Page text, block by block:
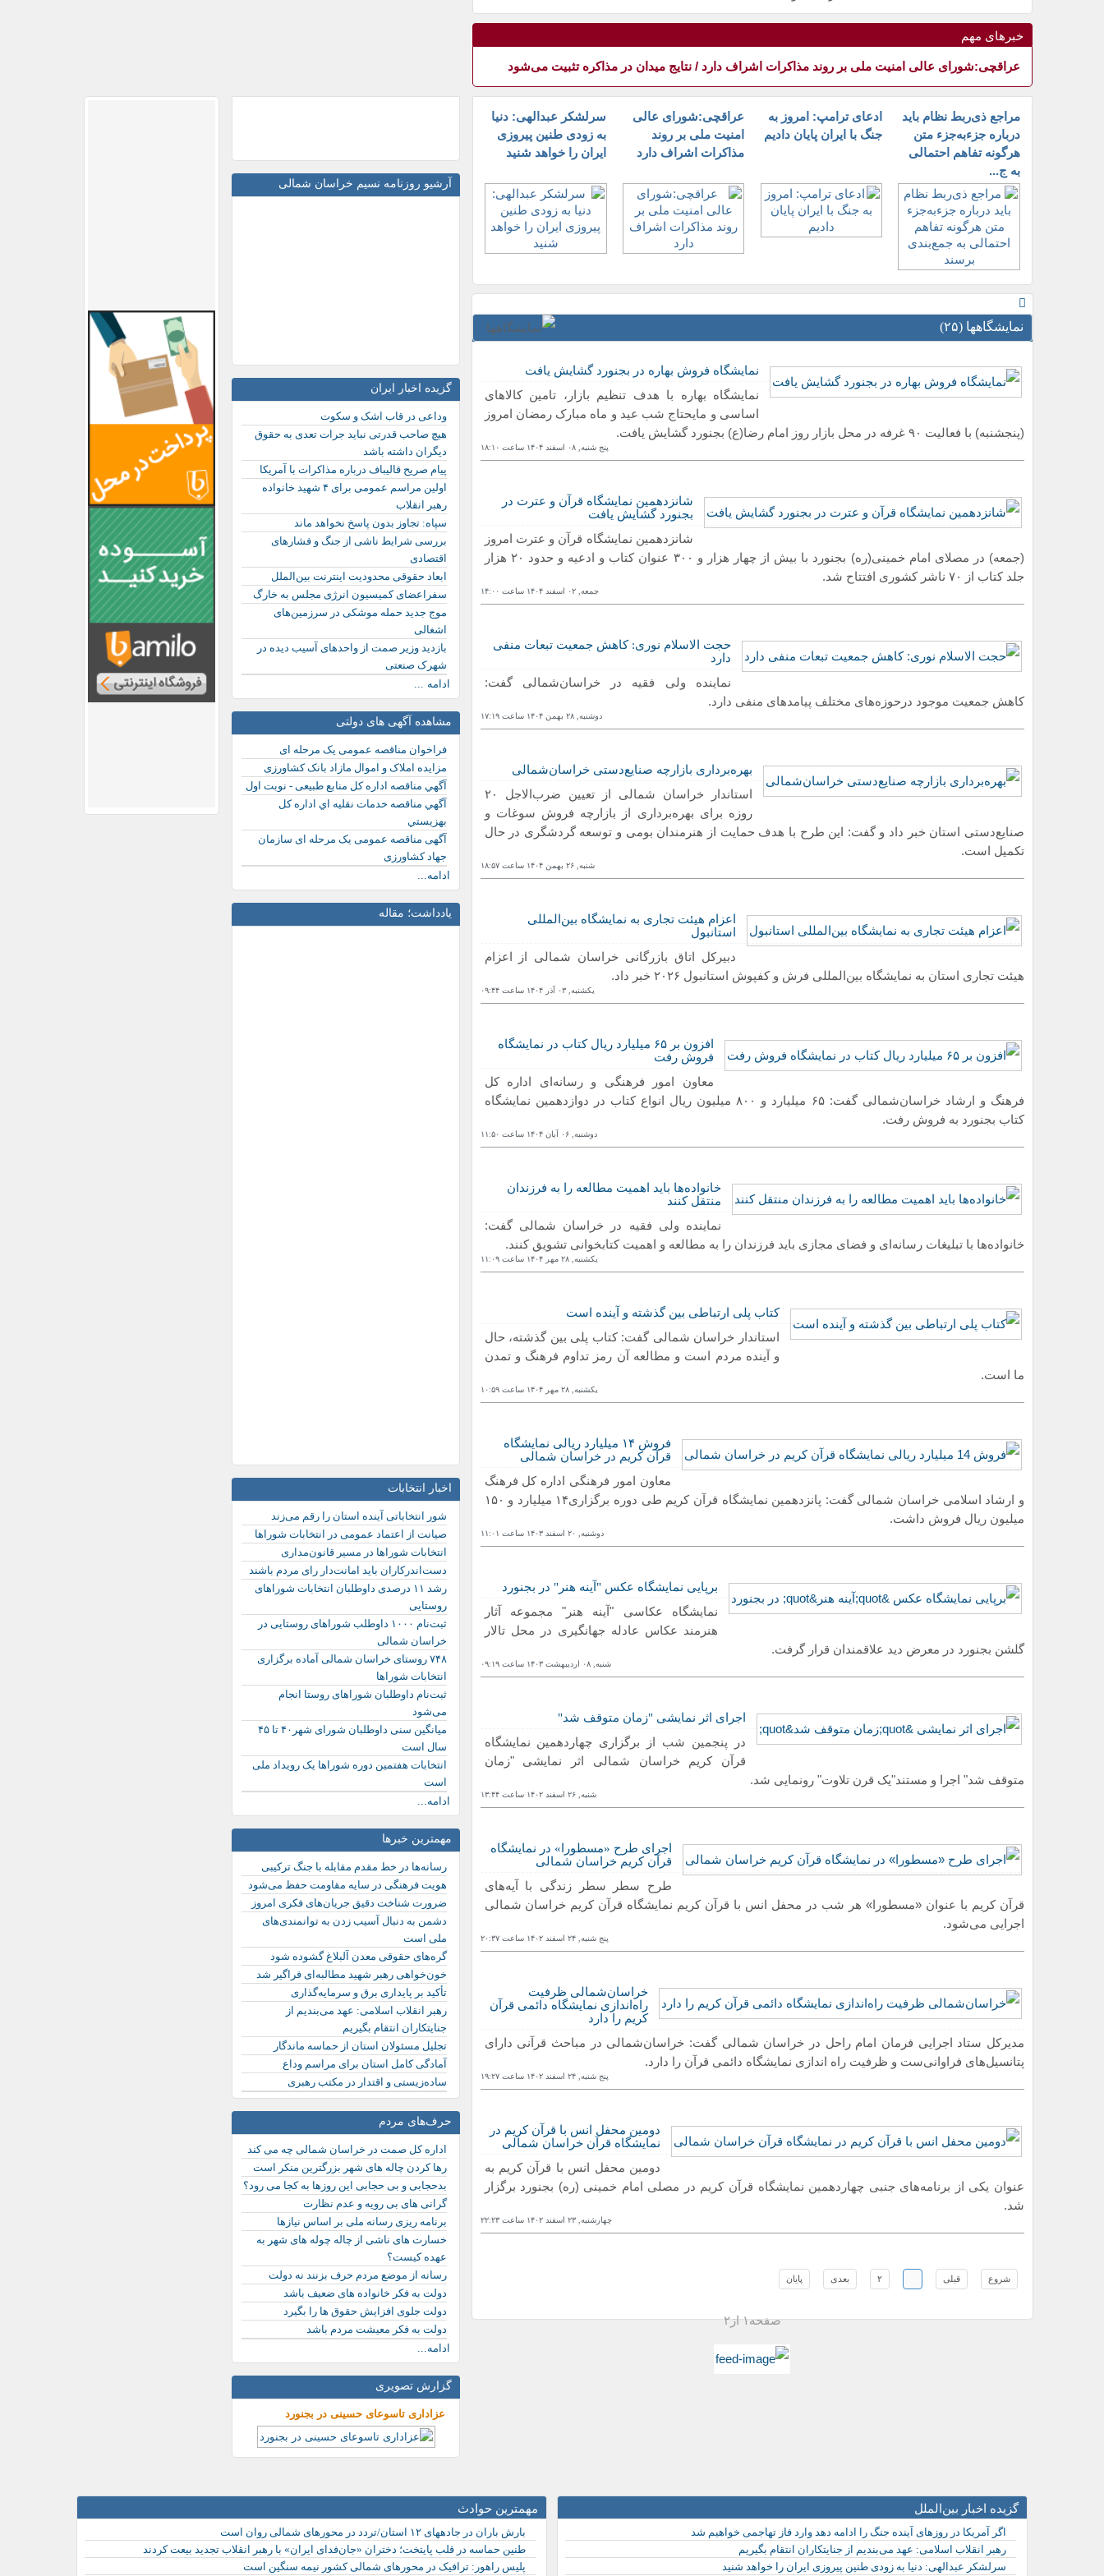
عراقچی:شورای عالی امنیت ملی بر روند مذاکرات اشراف دارد
خبرهای مهم
عراقچی:شورای عالی امنیت ملی بر روند مذاکرات اشراف دارد / نتایج میدان در مذاکره تثبیت می‌شود
سرلشکر عبدالهی: دنیا
به زودی طنین پیروزی
ایران را خواهد شنید
عراقچی:شورای عالی
امنیت ملی بر روند
مذاکرات اشراف دارد
ادعای ترامپ: امروز به
جنگ با ایران پایان دادیم
مراجع ذی‌ربط نظام باید
درباره جزء‌به‌جزء متن
هرگونه تفاهم احتمالی
به ج...
نمایشگاهها (٢۵)
نمایشگاه فروش بهاره در بجنورد گشایش یافت
نمایشگاه بهاره با هدف تنظیم بازار، تامین کالاهای
اساسی و مایحتاج شب عید و ماه مبارک رمضان امروز
(پنجشنبه) با فعالیت ۹۰ غرفه در محل بازار روز امام رضا(ع) بجنورد گشایش یافت.
پنج شنبه, ۰٨ اسفند ١۴۰۴ ساعت ١٨:١۰
شانزدهمین نمایشگاه قرآن و عترت در
بجنورد گشایش یافت
شانزدهمین نمایشگاه قرآن و عترت امروز
(جمعه) در مصلای امام خمینی(ره) بجنورد با بیش از چهار هزار و ۳۰۰ عنوان کتاب و ادعیه و حدود ۲۰ هزار
جلد کتاب از ۷۰ ناشر کشوری افتتاح شد.
جمعه, ۰٢ اسفند ١۴۰۴ ساعت ١۴:۰۰
حجت الاسلام نوری: کاهش جمعیت تبعات منفی
دارد
نماینده ولی فقیه در خراسان‌شمالی گفت:
کاهش جمعیت موجود درحوزه‌های مختلف پیامدهای منفی دارد.
دوشنبه, ٢٨ بهمن ١۴۰۴ ساعت ١٧:١٩
بهره‌برداری بازارچه صنایع‌دستی خراسان‌شمالی
استاندار خراسان شمالی از تعیین ضرب‌الاجل ۲۰
روزه برای بهره‌برداری از بازارچه فروش سوغات و
صنایع‌دستی استان خبر داد و گفت: این طرح با هدف حمایت از هنرمندان بومی و توسعه گردشگری در حال
تکمیل است.
شنبه, ٢۶ بهمن ١۴۰۴ ساعت ١٨:۵٧
اعزام هیئت تجاری به نمایشگاه بین‌المللی
استانبول
دبیرکل اتاق بازرگانی خراسان شمالی از اعزام
هیئت تجاری استان به نمایشگاه بین‌المللی فرش و کفپوش استانبول ٢۰٢۶ خبر داد.
یکشنبه, ۰٣ آذر ١۴۰۴ ساعت ۰٩:۴۴
افزون بر ۶۵ میلیارد ریال کتاب در نمایشگاه
فروش رفت
معاون امور فرهنگی و رسانه‌ای اداره کل
فرهنگ و ارشاد خراسان‌شمالی گفت: ۶۵ میلیارد و ۸۰۰ میلیون ریال انواع کتاب در دوازدهمین نمایشگاه
کتاب بجنورد به فروش رفت.
دوشنبه, ۰۶ آبان ١۴۰۴ ساعت ١١:۵۰
خانواده‌ها باید اهمیت مطالعه را به فرزندان
منتقل کنند
نماینده ولی فقیه در خراسان شمالی گفت:
خانواده‌ها با تبلیغات رسانه‌ای و فضای مجازی باید فرزندان را به مطالعه و اهمیت کتابخوانی تشویق کنند.
یکشنبه, ٢٨ مهر ١۴۰۴ ساعت ١١:۰٩
کتاب پلی ارتباطی بین گذشته و آینده است
استاندار خراسان شمالی گفت: کتاب پلی بین گذشته، حال
و آینده مردم است و مطالعه آن رمز تداوم فرهنگ و تمدن
ما است.
یکشنبه, ٢٨ مهر ١۴۰۴ ساعت ١۰:۵٩
فروش ١۴ میلیارد ریالی نمایشگاه
قرآن کریم در خراسان شمالی
معاون امور فرهنگی اداره کل فرهنگ
و ارشاد اسلامی خراسان شمالی گفت: پانزدهمین نمایشگاه قرآن کریم طی دوره برگزاری۱۴ میلیارد و ۱۵۰
میلیون ریال فروش داشت.
دوشنبه, ٢۰ اسفند ١۴۰٣ ساعت ١١:۰١
برپایی نمایشگاه عکس "آینه هنر" در بجنورد
نمایشگاه عکاسی "آینه هنر" مجموعه آثار
هنرمند عکاس عادله جهانگیری در محل تالار
گلشن بجنورد در معرض دید علاقمندان قرار گرفت.
شنبه, ۰٨ ارديبهشت ١۴۰٣ ساعت ۰٩:١٩
اجرای اثر نمایشی "زمان متوقف شد"
در پنجمین شب از برگزاری چهاردهمین نمایشگاه
قرآن کریم خراسان شمالی اثر نمایشی "زمان
متوقف شد" اجرا و مستند"یک قرن تلاوت" رونمایی شد.
شنبه, ٢۶ اسفند ١۴۰٢ ساعت ١٣:۴۴
اجرای طرح «مسطورا» در نمایشگاه
قرآن کریم خراسان شمالی
طرح سطر سطر زندگی با آیه‌های
قرآن کریم با عنوان «مسطورا» هر شب در محفل انس با قرآن کریم نمایشگاه قرآن کریم خراسان شمالی
اجرایی می‌شود.
پنج شنبه, ٢۴ اسفند ١۴۰٢ ساعت ٢۰:٣٧
خراسان‌شمالی ظرفیت
راه‌اندازی نمایشگاه دائمی قرآن
کریم را دارد
مدیرکل ستاد اجرایی فرمان امام راحل در خراسان ‌شمالی گفت: خراسان‌شمالی در مباحث قرآنی دارای
پتانسیل‌های فراوانی‌ست و ظرفیت راه اندازی نمایشگاه دائمی قرآن را دارد.
پنج شنبه, ٢۴ اسفند ١۴۰٢ ساعت ١٩:٢٧
دومین محفل انس با قرآن کریم در
نمایشگاه قرآن خراسان شمالی
دومین محفل انس با قرآن کریم به
عنوان یکی از برنامه‌های جنبی چهاردهمین نمایشگاه قرآن کریم در مصلی امام خمینی (ره) بجنورد برگزار
شد.
چهارشنبه, ٢٣ اسفند ١۴۰٢ ساعت ٢٢:٢٣
شروع قبلی ٢ بعدی پایان
صفحه١ از٢
آرشیو روزنامه نسیم خراسان شمالی
گزیده اخبار ایران
وداعی در قاب اشک و سکوت
هیچ صاحب قدرتی نباید جرات تعدی به حقوق
دیگران داشته باشد
پیام صریح قالیباف درباره مذاکرات با آمریکا
اولین مراسم عمومی برای ۴ شهید خانواده
رهبر انقلاب
سپاه: تجاوز بدون پاسخ نخواهد ماند
بررسی شرایط ناشی از جنگ و فشارهای
اقتصادی
ابعاد حقوقی محدودیت اینترنت بین‌الملل
سفراعضای کمیسیون انرژی مجلس به خارگ
موج جدید حمله موشکی در سرزمین‌های
اشغالی
بازدید وزیر صمت از واحدهای آسیب دیده در
شهرک صنعتی
ادامه ...
مشاهده آگهی های دولتی
فراخوان مناقصه عمومی یک مرحله ای
مزایده املاک و اموال مازاد بانک کشاورزی
آگهي مناقصه اداره کل منابع طبیعی - نوبت اول
آگهي مناقصه خدمات نقليه اي اداره كل
بهزيستي
آگهی مناقصه عمومی یک مرحله ای سازمان
جهاد کشاورزی
ادامه...
یادداشت؛ مقاله
خادمی مدیر مسئول
نگاهی نو به پوشش بانوان ایرانی
علی خادمی
مدیر مسئول
اخبار انتخابات
شور انتخاباتی آینده استان را رقم می‌زند
صیانت از اعتماد عمومی در انتخابات شوراها
انتخابات شوراها در مسیر قانون‌مداری
دست‌اندرکاران باید امانت‌دار رای مردم باشند
رشد ۱۱ درصدی داوطلبان انتخابات شوراهای
روستایی
ثبت‌نام ۱۰۰۰ داوطلب شوراهای روستایی در
خراسان شمالی
۷۴۸ روستای خراسان شمالی آماده برگزاری
انتخابات شوراها
ثبت‌نام داوطلبان شوراهای روستا انجام
می‌شود
میانگین سنی داوطلبان شورای شهر۴۰ تا ۴۵
سال است
انتخابات هفتمین دوره شوراها یک رویداد ملی
است
ادامه...
مهمترین خبرها
رسانه‌ها در خط مقدم مقابله با جنگ ترکیبی
هویت فرهنگی در سایه مقاومت حفظ می‌شود
ضرورت شناخت دقیق جریان‌های فکری امروز
دشمن به دنبال آسیب زدن به توانمندی‌های
ملی است
گره‌های حقوقی معدن آلبلاغ گشوده شود
خون‌خواهی رهبر شهید مطالبه‌ای فراگیر شد
تأکید بر پایداری برق و سرمایه‌گذاری
رهبر انقلاب اسلامی: عهد می‌بندیم از
جنایتکاران انتقام بگیریم
تجلیل مسئولان استان از حماسه ماندگار
آمادگی کامل استان برای مراسم وداع
ساده‌زیستی و اقتدار در مکتب رهبری
حرف‌های مردم
اداره کل صمت در خراسان شمالی چه می کند
رها کردن چاله های شهر بزرگترین منکر است
بدحجابی و بی حجابی این روزها به کجا می رود؟
گرانی های بی رویه و عدم نظارت
برنامه ریزی رسانه ملی بر اساس نیازها
خسارت های ناشی از چاله چوله های شهر به
عهده کیست؟
رسانه از موضع مردم حرف بزنند نه دولت
دولت به فکر خانواده های ضعیف باشد
دولت جلوی افزایش حقوق ها را بگیرد
دولت به فکر معیشت مردم باشد
ادامه...
گزارش تصویری
عزاداری تاسوعای حسینی در بجنورد
گزیده اخبار بین‌الملل
اگر آمریکا در روزهای آینده جنگ را ادامه دهد وارد فاز تهاجمی خواهیم شد
رهبر انقلاب اسلامی: عهد می‌بندیم از جنایتکاران انتقام بگیریم
سرلشکر عبدالهی: دنیا به زودی طنین پیروزی ایران را خواهد شنید
مهمترین حوادث
بارش باران در جادههای ۱۲ استان/تردد در محورهای شمالی روان است
طنین حماسه در قلب پایتخت؛ دختران «جان‌فدای ایران» با رهبر انقلاب تجدید بیعت کردند
پلیس راهور: ترافیک در محورهای شمالی کشور نیمه سنگین است